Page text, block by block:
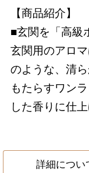
【商品紹介】
■玄関を「高級
玄関用のアロ
のような、清
もたらすワン
した香りに仕上
詳細につい